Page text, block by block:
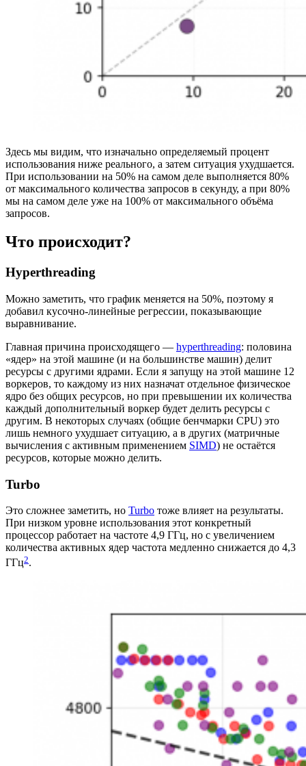
Здесь мы видим, что изначально определяемый процент
использования ниже реального, а затем ситуация ухудшается.
При использовании на 50% на самом деле выполняется 80%
от максимального количества запросов в секунду, а при 80%
мы на самом деле уже на 100% от максимального объёма
запросов.
Что происходит?
Hyperthreading
Можно заметить, что график меняется на 50%, поэтому я
добавил кусочно-линейные регрессии, показывающие
выравнивание.
Главная причина происходящего — hyperthreading: половина
«ядер» на этой машине (и на большинстве машин) делит
ресурсы с другими ядрами. Если я запущу на этой машине 12
воркеров, то каждому из них назначат отдельное физическое
ядро без общих ресурсов, но при превышении их количества
каждый дополнительный воркер будет делить ресурсы с
другим. В некоторых случаях (общие бенчмарки CPU) это
лишь немного ухудшает ситуацию, а в других (матричные
вычисления с активным применением SIMD) не остаётся
ресурсов, которые можно делить.
Turbo
Это сложнее заметить, но Turbo тоже влияет на результаты.
При низком уровне использования этот конкретный
процессор работает на частоте 4,9 ГГц, но с увеличением
количества активных ядер частота медленно снижается до 4,3
ГГц2.